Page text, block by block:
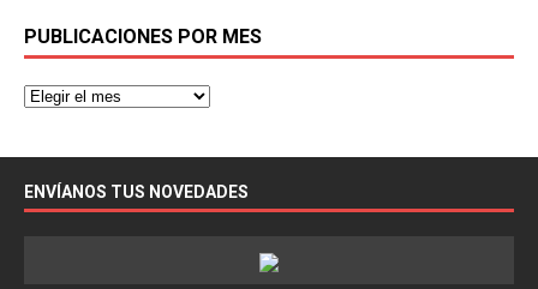
PUBLICACIONES POR MES
ENVÍANOS TUS NOVEDADES